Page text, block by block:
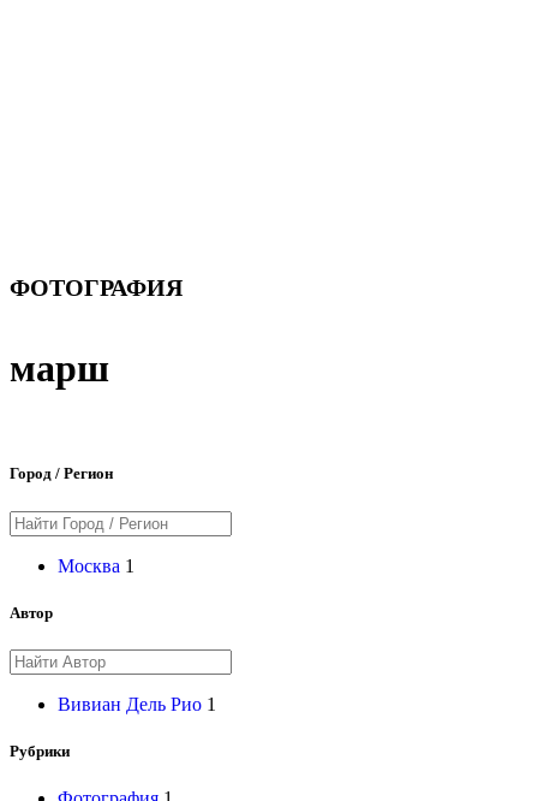
ФОТОГРАФИЯ
марш
Город / Регион
Москва 1
Автор
Вивиан Дель Рио 1
Рубрики